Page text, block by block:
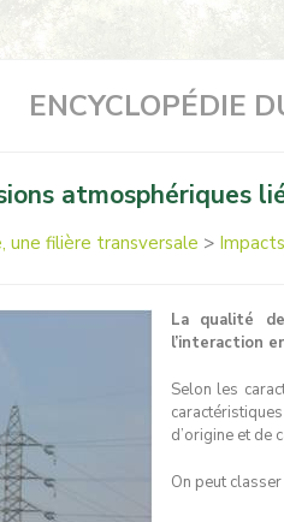
ENCYCLOPÉDIE
atmosphériques
une filière transversale >
La qualité
l’interaction
Selon les
d’origine et de
On peut